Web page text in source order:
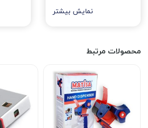
نمایش بیشتر
محصولات مرتبط